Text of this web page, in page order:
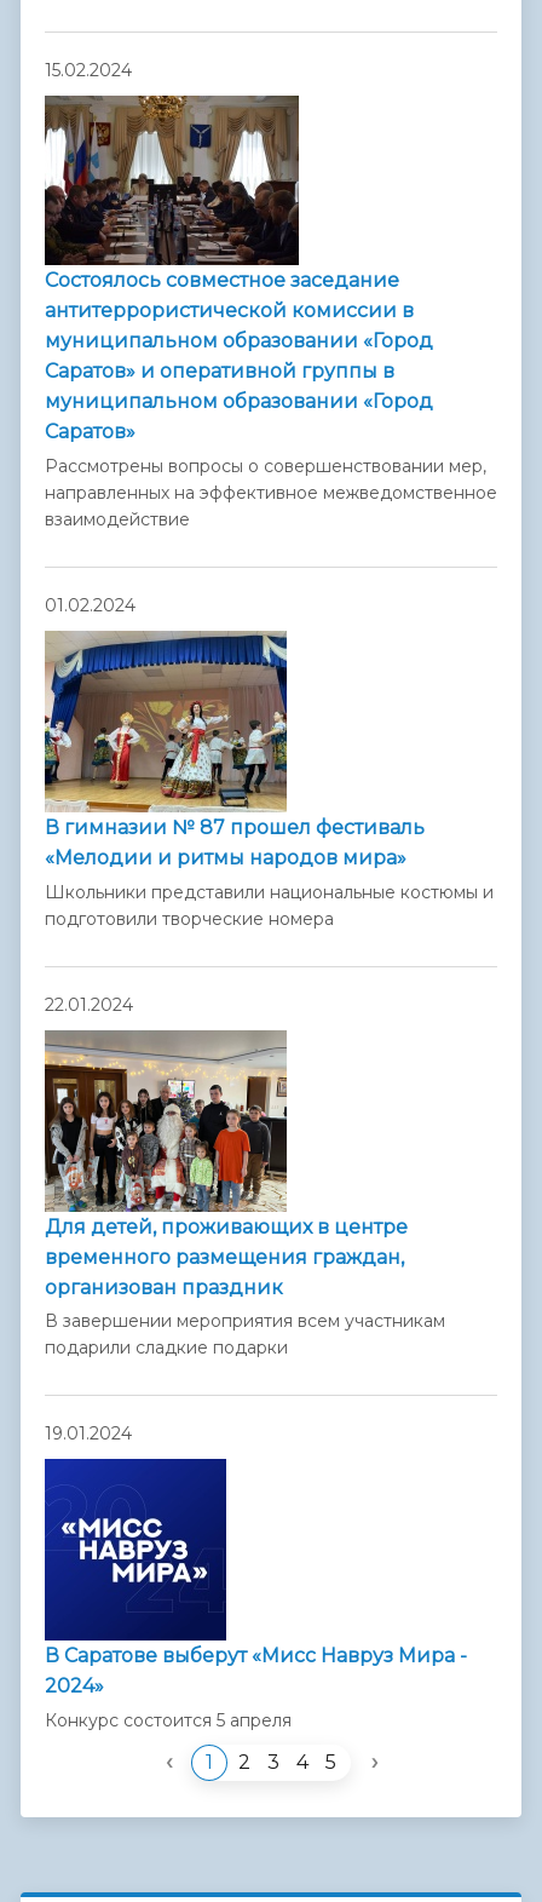
15.02.2024
Состоялось совместное заседание
антитеррористической комиссии в
муниципальном образовании «Город
Саратов» и оперативной группы в
муниципальном образовании «Город
Саратов»
Рассмотрены вопросы о совершенствовании мер,
направленных на эффективное межведомственное
взаимодействие
01.02.2024
В гимназии № 87 прошел фестиваль
«Мелодии и ритмы народов мира»
Школьники представили национальные костюмы и
подготовили творческие номера
22.01.2024
Для детей, проживающих в центре
временного размещения граждан,
организован праздник
В завершении мероприятия всем участникам
подарили сладкие подарки
19.01.2024
В Саратове выберут «Мисс Навруз Мира -
2024»
Конкурс состоится 5 апреля
‹ 1 2 3 4 5 ›